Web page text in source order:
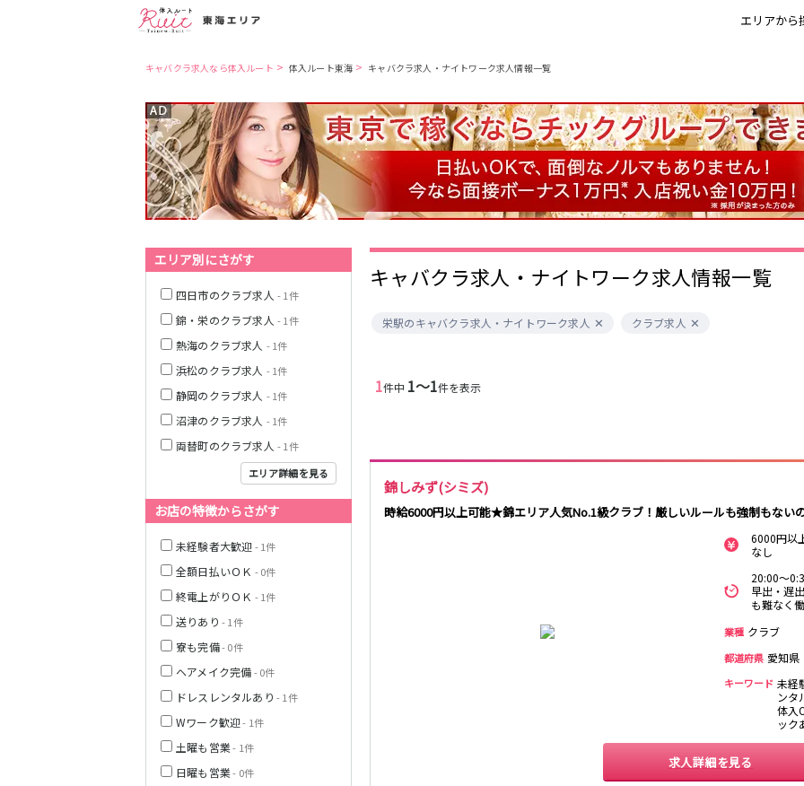
エリアから
キャバクラ求人なら体入ルート > 体入ルート東海 > キャバクラ求人・ナイトワーク求人情報一覧
キャバクラ求人・ナイトワーク求人情報一覧
栄駅のキャバクラ求人・ナイトワーク求人 クラブ求人
1件中 1〜1件を表示
錦しみず(シミズ)
時給6000円以上可能★錦エリア人気No.1級クラブ！厳しいルールも強制もない
6000円以
なし
20:00～
早出・遅
も難なく
業種 クラブ
都道府県 愛知県
キーワード 未経
ンタ
体入
ック
求人詳細を見る
エリア別にさがす
四日市のクラブ求人 - 1件
錦・栄のクラブ求人 - 1件
熱海のクラブ求人 - 1件
浜松のクラブ求人 - 1件
静岡のクラブ求人 - 1件
沼津のクラブ求人 - 1件
両替町のクラブ求人 - 1件
エリア詳細を見る
お店の特徴からさがす
未経験者大歓迎- 1件
全額日払いＯＫ - 0件
終電上がりＯＫ - 1件
送りあり - 1件
寮も完備- 0件
ヘアメイク完備- 0件
ドレスレンタルあり - 1件
Wワーク歓迎- 1件
土曜も営業- 1件
日曜も営業- 0件
愛知県 錦・栄 金山 春日井
小牧
名古屋市南部
尾張西部 知多
名古屋市東部
豊田
名駅 名古屋市中心部
三重県 四日市
岐阜県 岐阜
該当求人 0件 選択した内容で設定
名古屋市営地下
鉄東山線
栄駅 藤が丘駅 今池駅
名古屋市営地下
鉄桜通線
久屋大通駅 今池駅
JR中央本線(名古
金山駅 勝川駅 春日井駅
名鉄名古屋本線 金山駅 名鉄岐阜駅 妙興寺駅 名鉄名古屋駅
近鉄四日市駅 近鉄名古屋駅
JR東海道本線(浜
松～岐阜)
浜松駅 金山駅 刈谷駅
南安城駅